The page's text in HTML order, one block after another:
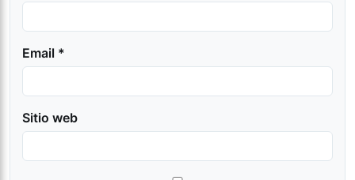
Email *
Sitio web